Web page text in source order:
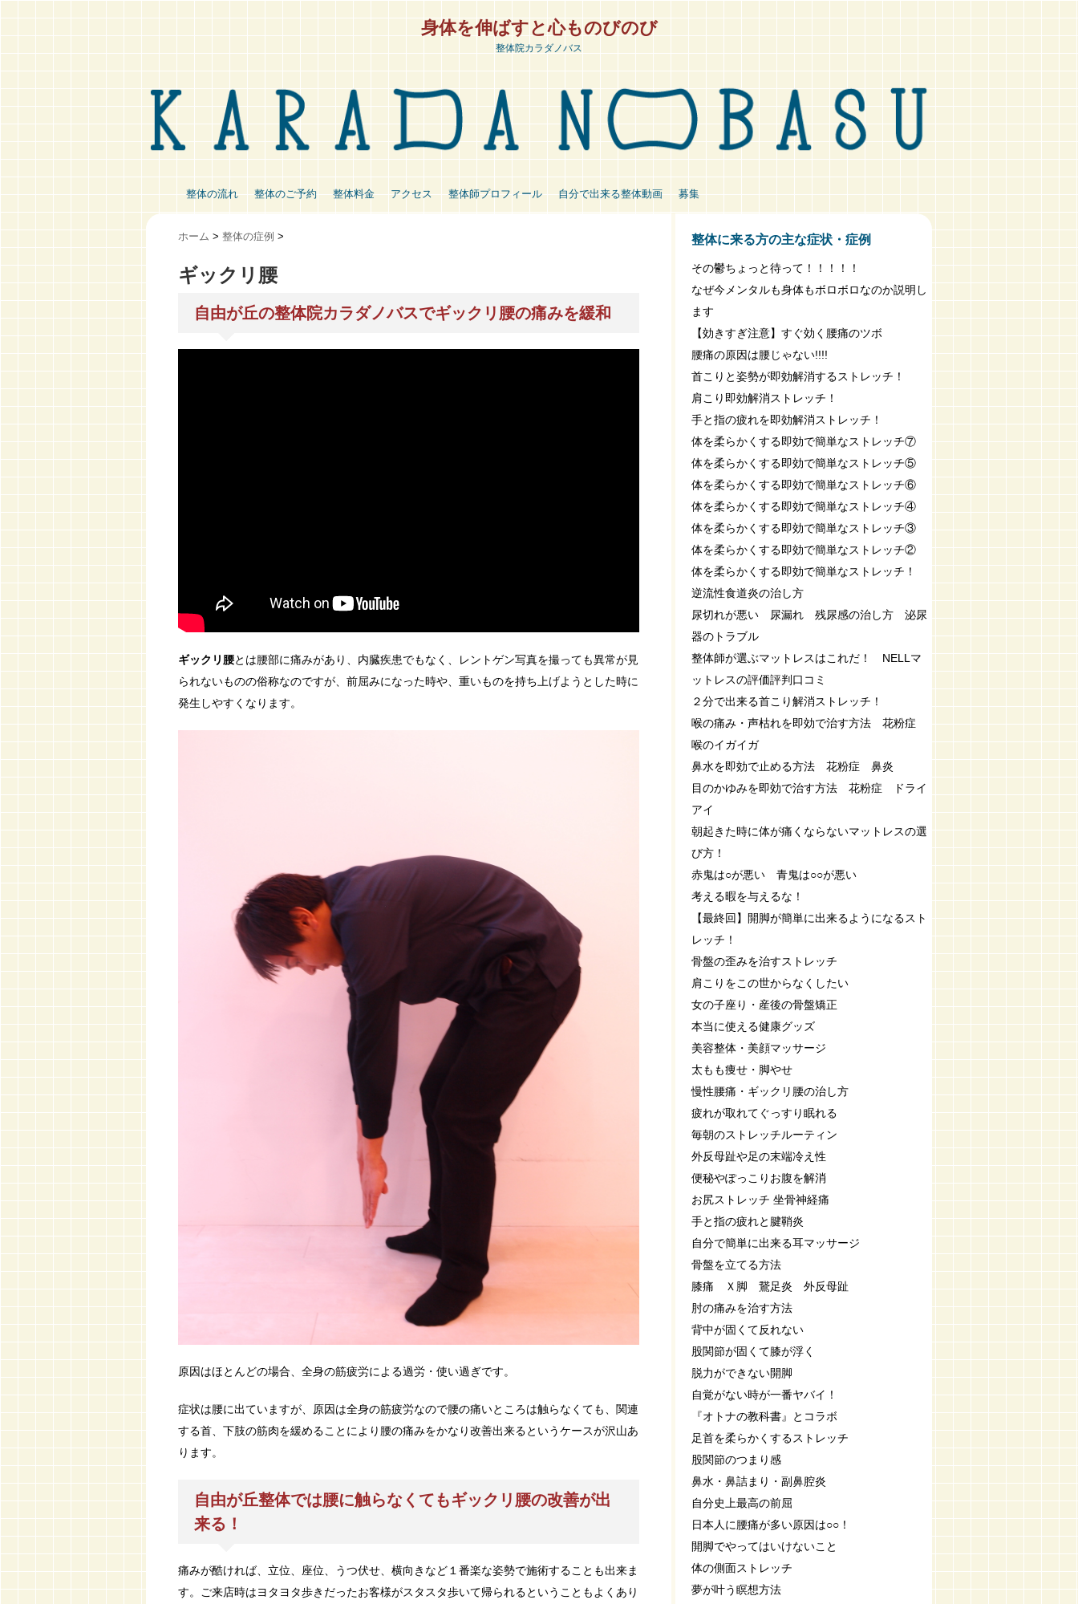
身体を伸ばすと心ものびのび
整体院カラダノバス
整体の流れ 整体のご予約 整体料金 アクセス 整体師プロフィール 自分で出来る整体動画 募集
ホーム > 整体の症例 >
ギックリ腰
自由が丘の整体院カラダノバスでギックリ腰の痛みを緩和
ギックリ腰とは腰部に痛みがあり、内臓疾患でもなく、レントゲン写真を撮っても異常が見
られないものの俗称なのですが、前屈みになった時や、重いものを持ち上げようとした時に
発生しやすくなります。
原因はほとんどの場合、全身の筋疲労による過労・使い過ぎです。
症状は腰に出ていますが、原因は全身の筋疲労なので腰の痛いところは触らなくても、関連
する首、下肢の筋肉を緩めることにより腰の痛みをかなり改善出来るというケースが沢山あ
ります。
自由が丘整体では腰に触らなくてもギックリ腰の改善が出
来る！
痛みが酷ければ、立位、座位、うつ伏せ、横向きなど１番楽な姿勢で施術することも出来ま
す。ご来店時はヨタヨタ歩きだったお客様がスタスタ歩いて帰られるということもよくあり
整体に来る方の主な症状・症例
その鬱ちょっと待って！！！！！
なぜ今メンタルも身体もボロボロなのか説明し
ます
【効きすぎ注意】すぐ効く腰痛のツボ
腰痛の原因は腰じゃない!!!!
首こりと姿勢が即効解消するストレッチ！
肩こり即効解消ストレッチ！
手と指の疲れを即効解消ストレッチ！
体を柔らかくする即効で簡単なストレッチ⑦
体を柔らかくする即効で簡単なストレッチ⑤
体を柔らかくする即効で簡単なストレッチ⑥
体を柔らかくする即効で簡単なストレッチ④
体を柔らかくする即効で簡単なストレッチ③
体を柔らかくする即効で簡単なストレッチ②
体を柔らかくする即効で簡単なストレッチ！
逆流性食道炎の治し方
尿切れが悪い 尿漏れ 残尿感の治し方 泌尿
器のトラブル
整体師が選ぶマットレスはこれだ！ NELLマ
ットレスの評価評判口コミ
２分で出来る首こり解消ストレッチ！
喉の痛み・声枯れを即効で治す方法 花粉症
喉のイガイガ
鼻水を即効で止める方法 花粉症 鼻炎
目のかゆみを即効で治す方法 花粉症 ドライ
アイ
朝起きた時に体が痛くならないマットレスの選
び方！
赤鬼は○が悪い 青鬼は○○が悪い
考える暇を与えるな！
【最終回】開脚が簡単に出来るようになるスト
レッチ！
骨盤の歪みを治すストレッチ
肩こりをこの世からなくしたい
女の子座り・産後の骨盤矯正
本当に使える健康グッズ
美容整体・美顔マッサージ
太もも痩せ・脚やせ
慢性腰痛・ギックリ腰の治し方
疲れが取れてぐっすり眠れる
毎朝のストレッチルーティン
外反母趾や足の末端冷え性
便秘やぽっこりお腹を解消
お尻ストレッチ 坐骨神経痛
手と指の疲れと腱鞘炎
自分で簡単に出来る耳マッサージ
骨盤を立てる方法
膝痛 Ｘ脚 鵞足炎 外反母趾
肘の痛みを治す方法
背中が固くて反れない
股関節が固くて膝が浮く
脱力ができない開脚
自覚がない時が一番ヤバイ！
『オトナの教科書』とコラボ
足首を柔らかくするストレッチ
股関節のつまり感
鼻水・鼻詰まり・副鼻腔炎
自分史上最高の前屈
日本人に腰痛が多い原因は○○！
開脚でやってはいけないこと
体の側面ストレッチ
夢が叶う瞑想方法